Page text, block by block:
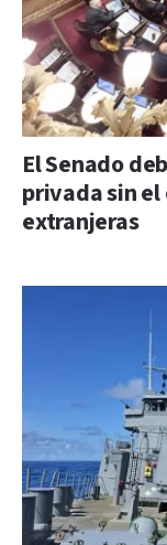
El Senado
privada sin
extranjeras